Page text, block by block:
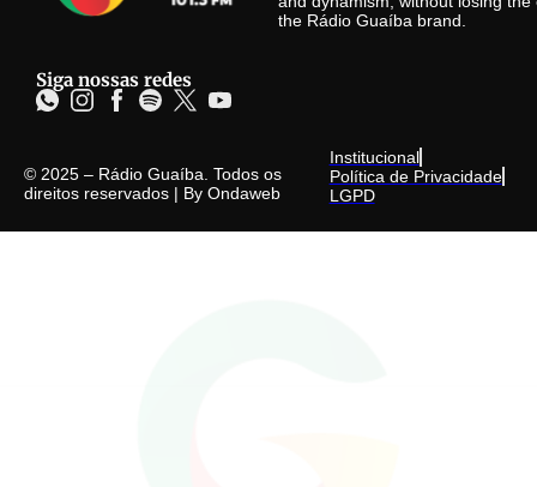
the Rádio Guaíba brand.
Siga nossas redes
© 2025 – Rádio Guaíba. Todos os
direitos reservados | By Ondaweb
Institucional
Política de Privacidade
LGPD